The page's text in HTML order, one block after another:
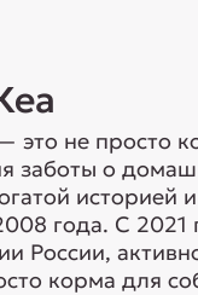
это не просто
заботы о
историей
года. С
России,
корма для